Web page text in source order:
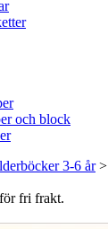
och block
3-6 år>
fri frakt.